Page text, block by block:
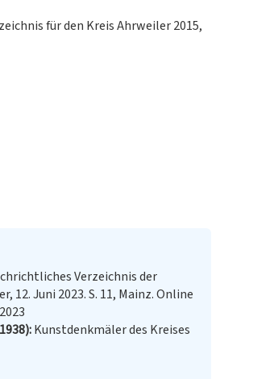
für den Kreis Ahrweiler 2015,
Verzeichnis der
Juni 2023. S. 11, Mainz. Online
Kunstdenkmäler des Kreises